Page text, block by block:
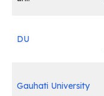
DU
Gauhati University